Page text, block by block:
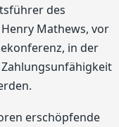
des
Mathews, vor
in der
erschöpfende